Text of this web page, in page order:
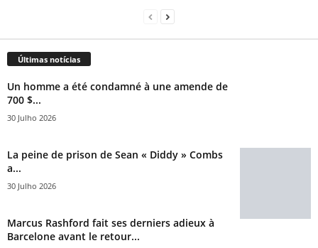
Últimas notícias
Un homme a été condamné à une amende de
700 $...
30 Julho 2026
La peine de prison de Sean « Diddy » Combs
a...
30 Julho 2026
Marcus Rashford fait ses derniers adieux à
Barcelone avant le retour...